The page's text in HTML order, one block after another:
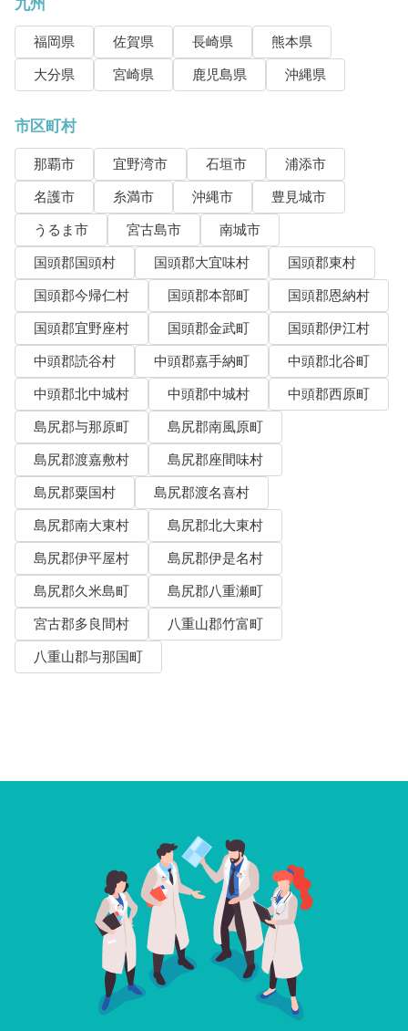
九州
福岡県 佐賀県 長崎県
熊本県
大分県
宮崎県 鹿児島県 沖縄県
市区町村
那覇市 宜野湾市 石垣市
浦添市
名護市
糸満市 沖縄市
豊見城市
うるま市
宮古島市
南城市
国頭郡国頭村
国頭郡大宜味村
国頭郡東村
国頭郡今帰仁村
国頭郡本部町
国頭郡恩納村
国頭郡宜野座村
国頭郡金武町
国頭郡伊江村
中頭郡読谷村
中頭郡嘉手納町
中頭郡北谷町
中頭郡北中城村
中頭郡中城村
中頭郡西原町
島尻郡与那原町
島尻郡南風原町
島尻郡渡嘉敷村
島尻郡座間味村
島尻郡粟国村
島尻郡渡名喜村
島尻郡南大東村
島尻郡北大東村
島尻郡伊平屋村
島尻郡伊是名村
島尻郡久米島町
島尻郡八重瀬町
宮古郡多良間村
八重山郡竹富町
八重山郡与那国町